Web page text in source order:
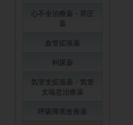
心不全治療薬・昇圧
薬
血管拡張薬
利尿薬
気管支拡張薬・気管
支喘息治療薬
呼吸障害改善薬